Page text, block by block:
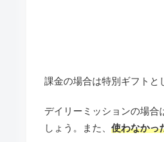
課金の場合は特別ギフトと
デイリーミッションの場合
しょう。また、 使わなかっ